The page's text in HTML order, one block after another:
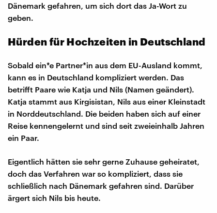
Dänemark gefahren, um sich dort das Ja-Wort zu
geben.
Hürden für Hochzeiten in Deutschland
Sobald ein*e Partner*in aus dem EU-Ausland kommt,
kann es in Deutschland kompliziert werden. Das
betrifft Paare wie Katja und Nils (Namen geändert).
Katja stammt aus Kirgisistan, Nils aus einer Kleinstadt
in Norddeutschland. Die beiden haben sich auf einer
Reise kennengelernt und sind seit zweieinhalb Jahren
ein Paar.
Eigentlich hätten sie sehr gerne Zuhause geheiratet,
doch das Verfahren war so kompliziert, dass sie
schließlich nach Dänemark gefahren sind. Darüber
ärgert sich Nils bis heute.